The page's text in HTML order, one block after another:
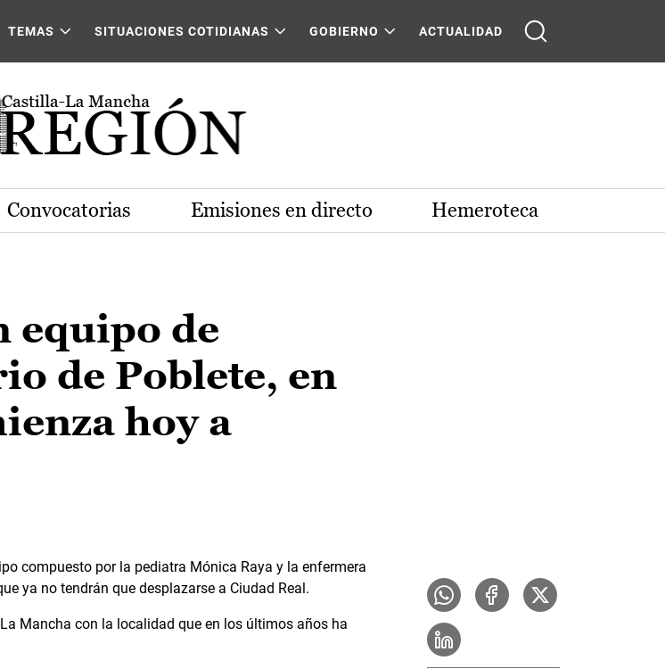
TEMAS SITUACIONES COTIDIANAS GOBIERNO ACTUALIDAD
Convocatorias Emisiones en directo Hemeroteca
equipo de
de Poblete, en
hoy a
compuesto por la pediatra Mónica Raya y la enfermera
ya no tendrán que desplazarse a Ciudad Real.
Mancha con la localidad que en los últimos años ha